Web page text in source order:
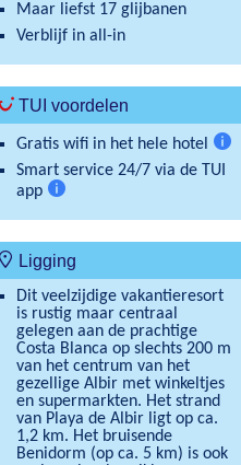
Maar liefst 17 glijbanen
Verblijf in all-in
TUI voordelen
Gratis wifi in het hele hotel
Meer
Smart service 24/7 via de TUI
app
Ligging
Dit veelzijdige vakantieresort
is rustig maar centraal
gelegen aan de prachtige
Costa Blanca op slechts 200 m
van het centrum van het
gezellige Albir met winkeltjes
en supermarkten. Het strand
van Playa de Albir ligt op ca.
1,2 km. Het bruisende
Benidorm (op ca. 5 km) is ook